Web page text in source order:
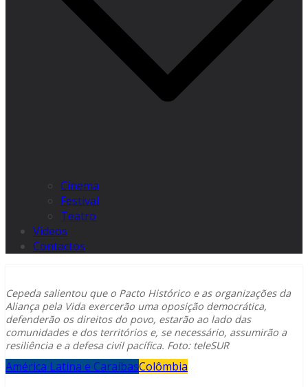
Cinema
Festival
Teatro
Videos
Contactos
Cepeda salientou que o Pacto Histórico e as organizações da
Aliança pela Vida exercerão uma oposição democrática,
defenderão os direitos do povo, estarão ao lado das
comunidades e dos territórios e, se necessário, assumirão a
resiliência e a defesa civil pacífica. Foto: teleSUR
América Latina e CaraíbasColômbia